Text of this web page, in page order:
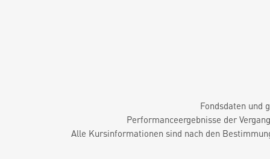
Fondsdaten und
Performanceergebnisse der
Alle Kursinformationen sind nach den